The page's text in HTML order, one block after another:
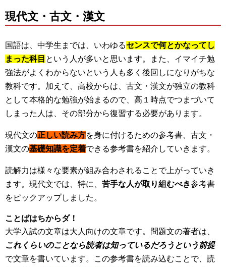
現代文・古文・漢文
国語は、中学生までは、いわゆるセンスで何とかなってし
まった科目 という人が多いと思います。また、イマイチ勉
強法がよくわからないという人も多く後回しになりがちな
教科です。加えて、高校からは、古文・漢文が独立の教科
として本格的な勉強が始まるので、高１時点でつまづいて
しまった人は、その部分から復習する必要があります。
現代文の正しい読み方を身に付けるための参考書、古文・
漢文の基礎知識を定着できる参考書を紹介していきます。
読解力は様々な要素が組み合わされることで上がっていき
ます。現代文では、特に、 苦手な人が取り組むべき参考書
をピックアップしました。
ことばはちからダ！
大学入試の文章は大人向けの文章です。問題文の著者は、
これくらいのことなら読者は知っているだろうという前提
で文章を書いています。この参考書を読み込むことで、読